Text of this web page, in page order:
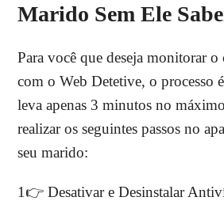
Marido Sem Ele
Para você que deseja monitorar
com o Web Detetive, o processo
leva apenas 3 minutos no
realizar os seguintes passos no
seu marido:
1👉 Desativar e Desinstalar